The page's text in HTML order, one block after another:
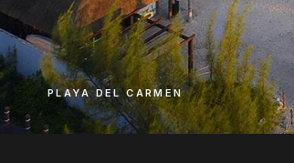
PLAYA DEL CARMEN